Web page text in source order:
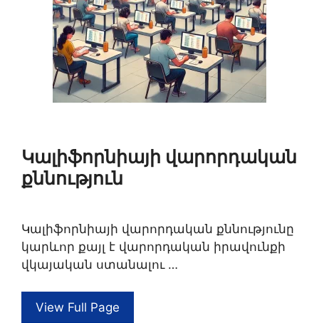
Կալիֆորնիայի վարորդական
քննություն
Կալիֆորնիայի վարորդական քննությունը
կարևոր քայլ է վարորդական իրավունքի
վկայական ստանալու …
View Full Page